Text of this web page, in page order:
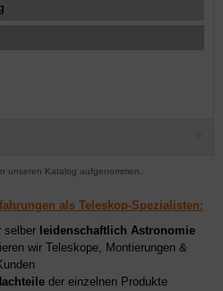
unseren Katalog aufgenommen.
als Teleskop-Spezialisten:
selber leidenschaftlich Astronomie
wir Teleskope, Montierungen &
der einzelnen Produkte